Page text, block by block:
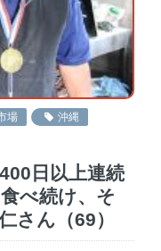
場
沖縄
日以上連続
べ続け、そ
さん（69）